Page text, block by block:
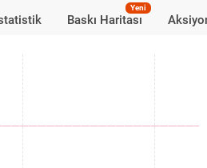
Baskı Haritası
Yeni